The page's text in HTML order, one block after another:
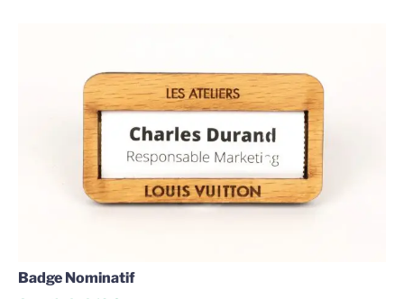
Badge Nominatif